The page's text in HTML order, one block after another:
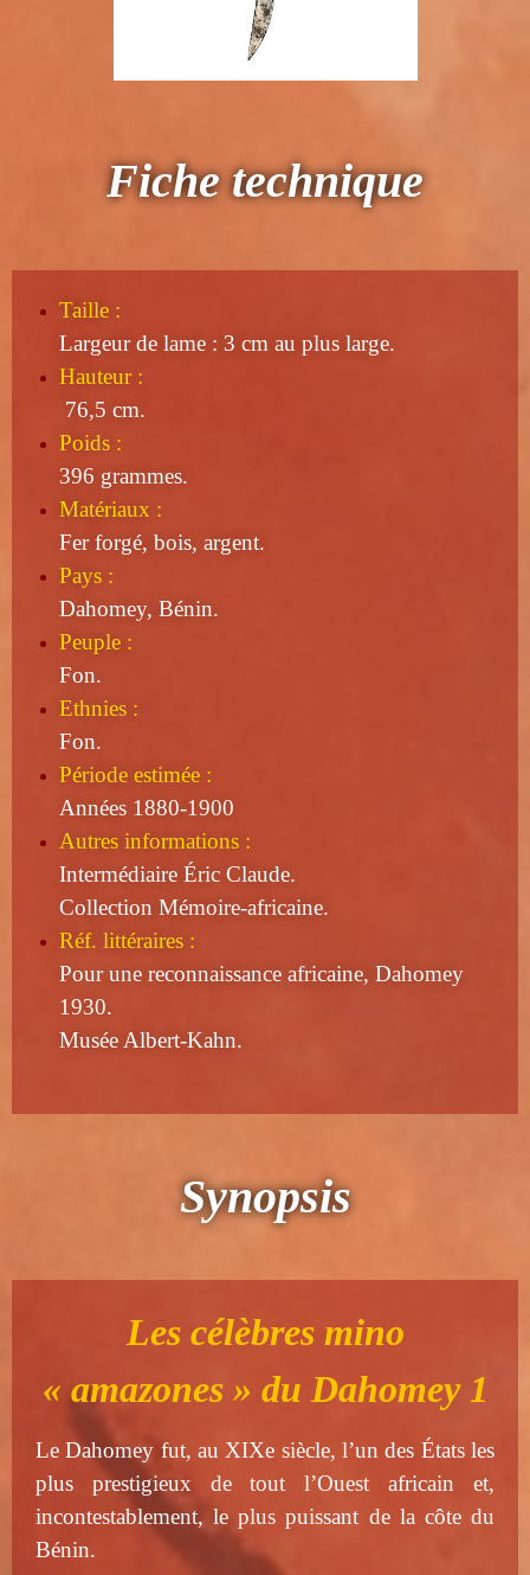
Fiche technique
Taille :
Largeur de lame : 3 cm au plus large.
Hauteur :
76,5 cm.
Poids :
396 grammes.
Matériaux :
Fer forgé, bois, argent.
Pays :
Dahomey, Bénin.
Peuple :
Fon.
Ethnies :
Fon.
Période estimée :
Années 1880-1900
Autres informations :
Intermédiaire Éric Claude.
Collection Mémoire-africaine.
Réf. littéraires :
Pour une reconnaissance africaine, Dahomey
1930.
Musée Albert-Kahn.
Synopsis
Les célèbres mino
« amazones » du Dahomey 1
Le Dahomey fut, au XIXe siècle, l’un des États les
plus prestigieux de tout l’Ouest africain et,
incontestablement, le plus puissant de la côte du
Bénin.